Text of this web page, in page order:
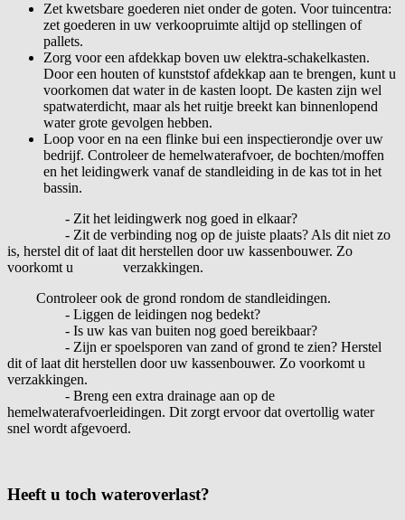
Zet kwetsbare goederen niet onder de goten. Voor tuincentra:
zet goederen in uw verkoopruimte altijd op stellingen of
pallets.
Zorg voor een afdekkap boven uw elektra-schakelkasten.
Door een houten of kunststof afdekkap aan te brengen, kunt u
voorkomen dat water in de kasten loopt. De kasten zijn wel
spatwaterdicht, maar als het ruitje breekt kan binnenlopend
water grote gevolgen hebben.
Loop voor en na een flinke bui een inspectierondje over uw
bedrijf. Controleer de hemelwaterafvoer, de bochten/moffen
en het leidingwerk vanaf de standleiding in de kas tot in het
bassin.
- Zit het leidingwerk nog goed in elkaar?
- Zit de verbinding nog op de juiste plaats? Als dit niet zo
is, herstel dit of laat dit herstellen door uw kassenbouwer. Zo
voorkomt u
verzakkingen.
Controleer ook de grond rondom de standleidingen.
- Liggen de leidingen nog bedekt?
- Is uw kas van buiten nog goed bereikbaar?
- Zijn er spoelsporen van zand of grond te zien? Herstel
dit of laat dit herstellen door uw kassenbouwer. Zo voorkomt u
verzakkingen.
- Breng een extra drainage aan op de
hemelwaterafvoerleidingen. Dit zorgt ervoor dat overtollig water
snel wordt afgevoerd.
Heeft u toch wateroverlast?